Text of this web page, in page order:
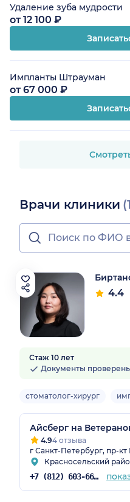
Удаление зуба мудрости
от 12 100 ₽
Импланты Штрауман
от 67 000 ₽
Врачи клиники
4.4
Стаж 10 лет
Документы
стоматолог-хирург
Айсберг на
4.94 отзыва
г Санкт-Петербург, пр-кт
Красносельский
+7 (812) 603-66-34